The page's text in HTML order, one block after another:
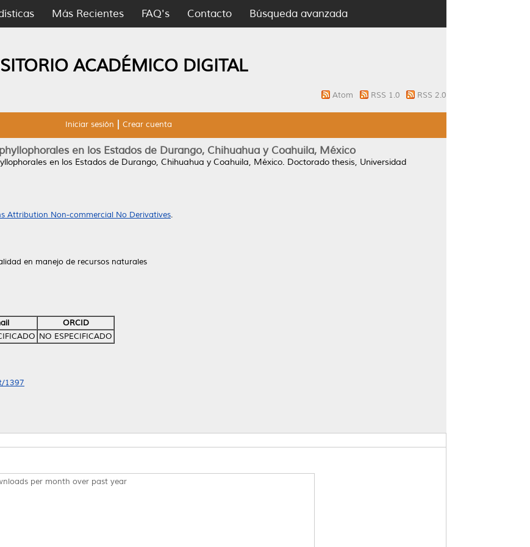
Más Recientes FAQ's Contacto Búsqueda avanzada
ACADÉMICO DIGITAL
Atom RSS 1.0 RSS 2.0
Iniciar sesión Crear cuenta
en los Estados de Durango, Chihuahua y Coahuila, México
en los Estados de Durango, Chihuahua y Coahuila, México. Doctorado thesis, Universidad
Attribution Non-commercial No Derivatives.
en manejo de recursos naturales
ORCID
NO ESPECIFICADO
1397
per month over past year